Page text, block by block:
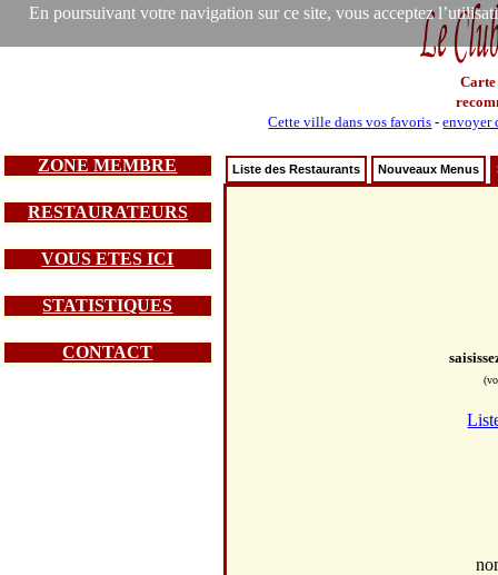
En poursuivant votre navigation sur ce site, vous acceptez
Carte
Cette ville dans vos favoris -envoyer
ZONE MEMBRE
RESTAURATEURS
VOUS ETES ICI
STATISTIQUES
CONTACT
Liste des Restaurants Nouveaux Menus